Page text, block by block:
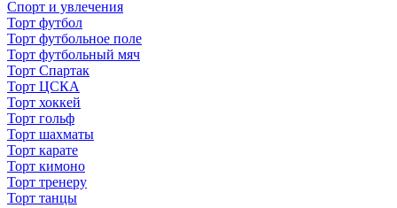
Спорт и увлечения
Торт футбол
Торт футбольное поле
Торт футбольный мяч
Торт Спартак
Торт ЦСКА
Торт хоккей
Торт гольф
Торт шахматы
Торт карате
Торт кимоно
Торт тренеру
Торт танцы